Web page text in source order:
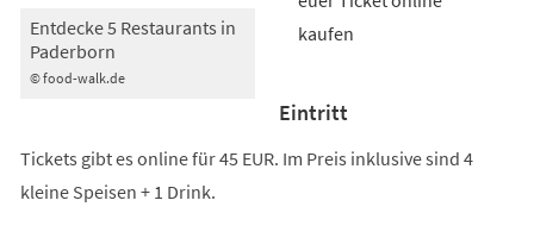
© food-walk.de
Entdecke 5 Restaurants in
Paderborn
kaufen
Eintritt
Tickets gibt es online für 45 EUR. Im Preis inklusive sind 4
kleine Speisen + 1 Drink.